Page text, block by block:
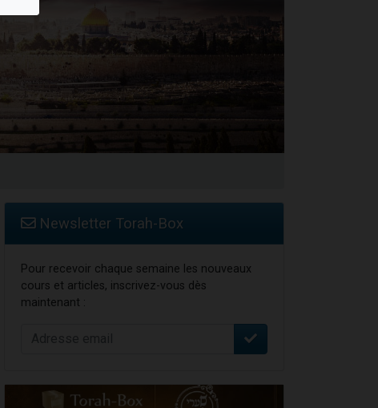
Newsletter Torah-Box
Pour recevoir chaque semaine les nouveaux
cours et articles, inscrivez-vous dès
maintenant :